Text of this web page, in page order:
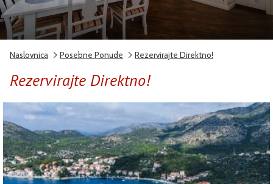
Naslovnica Posebne Ponude Rezervirajte Direktno!
Rezervirajte Direktno!